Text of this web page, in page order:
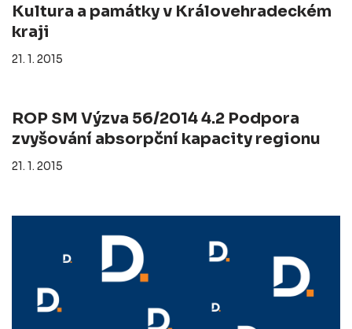
Kultura a památky v Královehradeckém
kraji
21. 1. 2015
ROP SM Výzva 56/2014 4.2 Podpora
zvyšování absorpční kapacity regionu
21. 1. 2015